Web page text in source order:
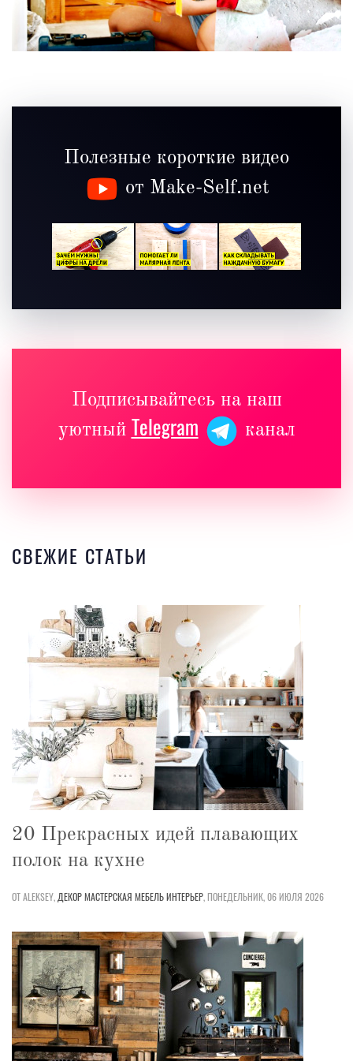
Полезные короткие видео
от Make-Self.net
Подписывайтесь на наш
уютный Telegram канал
СВЕЖИЕ СТАТЬИ
20 Прекрасных идей плавающих
полок на кухне
ОТ ALEKSEY, ДЕКОРМАСТЕРСКАЯ МЕБЕЛЬИНТЕРЬЕР,ПОНЕДЕЛЬНИК, 06 ИЮЛЯ 2026